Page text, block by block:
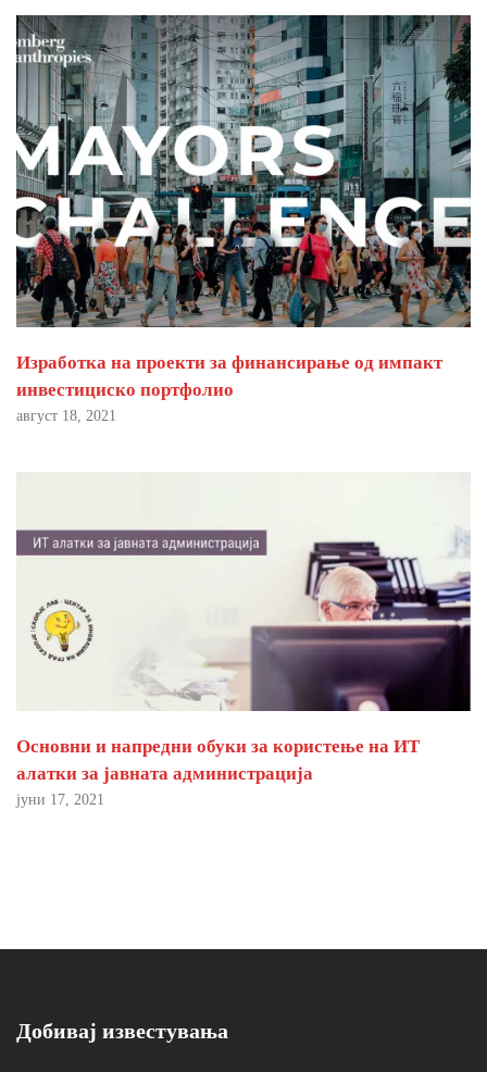
Изработка на проекти за финансирање од импакт
инвестициско портфолио
август 18, 2021
Основни и напредни обуки за користење на ИТ
алатки за јавната администрација
јуни 17, 2021
Добивај известувања